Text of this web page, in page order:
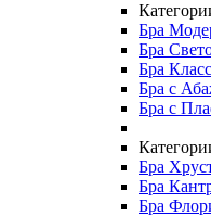
Бра
Бра
Бра
Бра с
Бра с
Бра
Бра
Бра